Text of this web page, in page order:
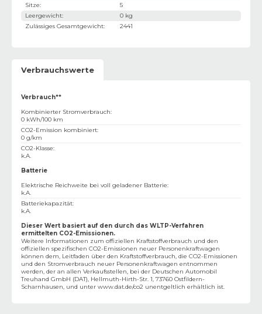
Sitze:
5
Leergewicht:
0 kg
Zulässiges Gesamtgewicht: 2441
Verbrauchswerte
Verbrauch**
Kombinierter Stromverbrauch:
0 kWh/100 km
CO2-Emission kombiniert:
0 g/km
CO2-Klasse:
k.A.
Batterie
Elektrische Reichweite bei voll geladener Batterie:
k.A.
Batteriekapazität:
k.A.
Dieser Wert basiert auf den durch das WLTP-Verfahren
ermittelten CO2-Emissionen.
Weitere Informationen zum offiziellen Kraftstoffverbrauch und den
offiziellen spezifischen CO2-Emissionen neuer Personenkraftwagen
können dem‚ Leitfaden über den Kraftstoffverbrauch, die CO2-Emissionen
und den Stromverbrauch neuer Personenkraftwagen entnommen
werden, der an allen Verkaufsstellen, bei der Deutschen Automobil
Treuhand GmbH (DAT), Hellmuth-Hirth-Str. 1, 73760 Ostfildern-
Scharnhausen, und unter www.dat.de/co2 unentgeltlich erhältlich ist.